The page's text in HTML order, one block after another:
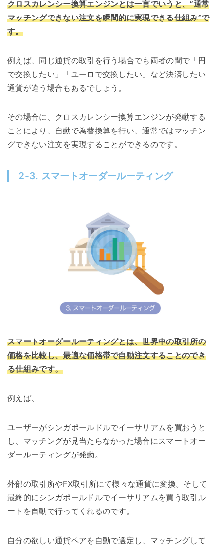
クロスカレンシー換算エンジンとは一言でいうと、”通常
マッチングできない注文を瞬間的に実現できる仕組み”で
す。
例えば、同じ通貨の取引を行う場合でも両者の間で「円
で交換したい」「ユーロで交換したい」など決済したい
通貨が違う場合もあるでしょう。
その場合に、クロスカレンシー換算エンジンが発動する
ことにより、自動で為替換算を行い、通常ではマッチン
グできない注文を実現することができるのです。
2-3. スマートオーダールーティング
スマートオーダールーティングとは、世界中の取引所の
価格を比較し、最適な価格帯で自動注文することのでき
る仕組みです。
例えば、
ユーザーがシンガポールドルでイーサリアムを買おうと
し、マッチングが見当たらなかった場合にスマートオー
ダールーティングが発動。
外部の取引所やFX取引所にて様々な通貨に変換。そして
最終的にシンガポールドルでイーサリアムを買う取引ル
ートを自動で行ってくれるのです。
自分の欲しい通貨ペアを自動で選定し、マッチングして